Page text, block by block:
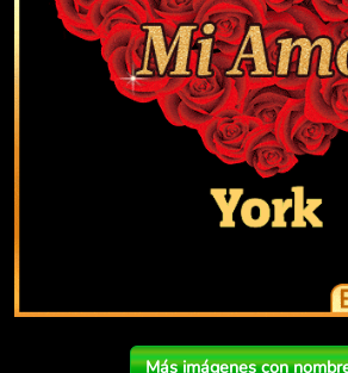
Más imágenes con